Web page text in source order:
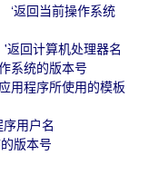
返回当前操作系统
回计算机处理器名
系统的版本号
程序所使用的模板
用户名
版本号